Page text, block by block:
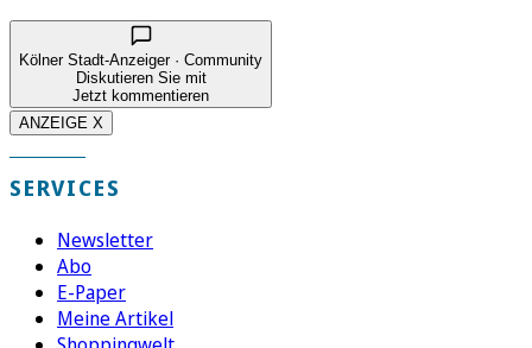
Kölner Stadt-Anzeiger · Community
Diskutieren Sie mit
Jetzt kommentieren
ANZEIGE X
SERVICES
Newsletter
Abo
E-Paper
Meine Artikel